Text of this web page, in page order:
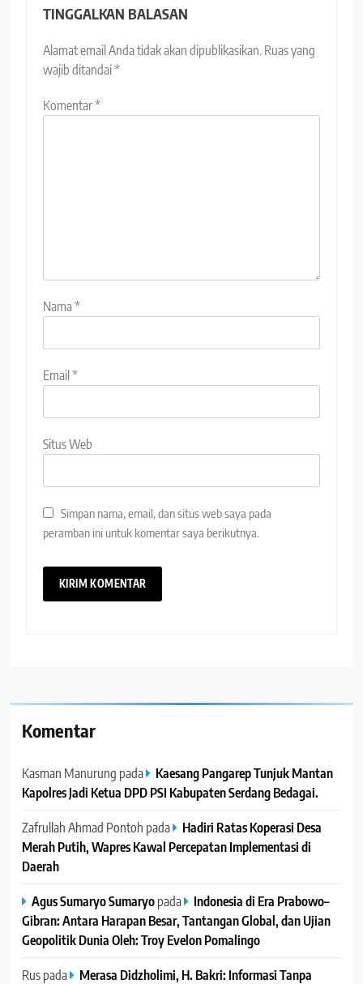
TINGGALKAN BALASAN
Alamat email Anda tidak akan dipublikasikan. Ruas yang
wajib ditandai*
Komentar*
Nama*
Email*
Situs Web
Simpan nama, email, dan situs web saya pada
peramban ini untuk komentar saya berikutnya.
Komentar
Kasman Manurung pada
Kaesang Pangarep Tunjuk Mantan
Kapolres Jadi Ketua DPD PSI Kabupaten Serdang Bedagai. ‎ ‎
Zafrullah Ahmad Pontoh pada
Hadiri Ratas Koperasi Desa
Merah Putih, Wapres Kawal Percepatan Implementasi di
Daerah
Agus Sumaryo Sumaryopada
Indonesia di Era Prabowo–
Gibran: Antara Harapan Besar, Tantangan Global, dan Ujian
Geopolitik Dunia Oleh: Troy Evelon Pomalingo
Ruspada
Merasa Didzholimi, H. Bakri: Informasi Tanpa